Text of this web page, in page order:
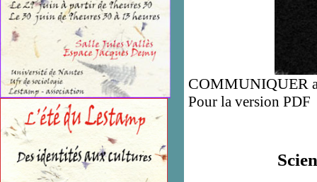
COMMUNIQUER
Pour la version PDF